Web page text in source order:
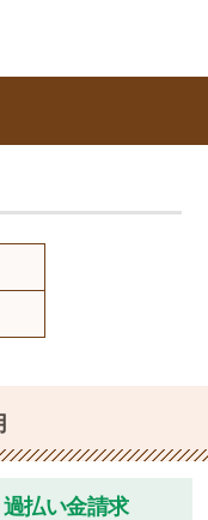
過払い金請求